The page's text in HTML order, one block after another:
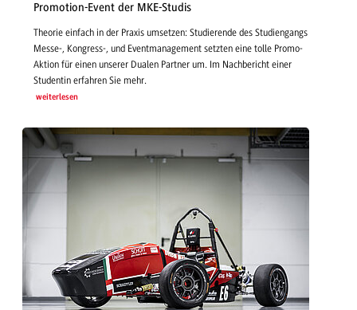
Promotion-Event der MKE-Studis
Theorie einfach in der Praxis umsetzen: Studierende des Studiengangs
Messe-, Kongress-, und Eventmanagement setzten eine tolle Promo-
Aktion für einen unserer Dualen Partner um. Im Nachbericht einer
Studentin erfahren Sie mehr.
weiterlesen